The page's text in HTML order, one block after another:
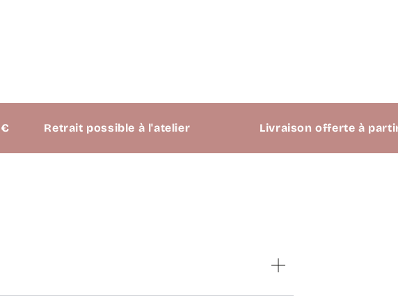
Retrait possible à l'atelier Livraison offerte à partir de